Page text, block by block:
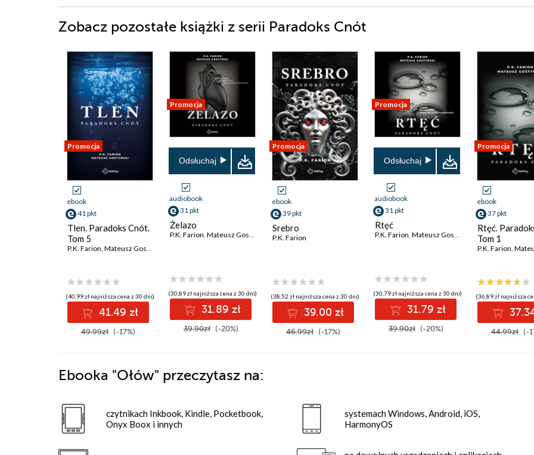
Zobacz pozostałe książki z serii Paradoks Cnót
Promocja
ebook
41 pkt
Tlen. Paradoks Cnót.
Tom 5
P.K. Farion Mateusz Gostyński
(40,99 zł najniższa cena z 30 dni)
41.49 zł
49.99zł (-17%)
Promocja
Odsłuchaj
audiobook
31 pkt
Żelazo
P.K. Farion Mateusz Gostyński
(30,89 zł najniższa cena z 30 dni)
31.89 zł
39.90zł (-20%)
Promocja
ebook
39 pkt
Srebro
P.K. Farion
(38,52 zł najniższa cena z 30 dni)
39.00 zł
46.99zł (-17%)
Promocja
Odsłuchaj
audiobook
31 pkt
Rtęć
P.K. Farion Mateusz Gostyński
(30,79 zł najniższa cena z 30 dni)
31.79 zł
39.90zł (-20%)
Promocja
ebook
37 pkt
Rtęć.
Tom 1
P.K. Farion
(36,89 zł najniższa
44.99zł (-
Ebooka "Ołów" przeczytasz na:
czytnikach Inkbook, Kindle, Pocketbook,
Onyx Boox i innych
systemach Windows, Android, iOS,
HarmonyOS